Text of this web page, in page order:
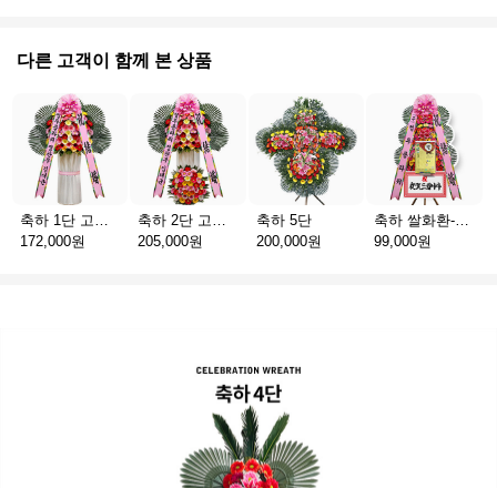
다른 고객이 함께 본 상품
172,000원
205,000원
축하 5단
200,000원
99,000원